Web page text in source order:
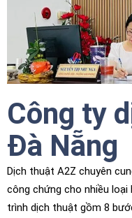
Công ty
Đà Nẵng
Dịch thuật A2Z chuyên
công chứng cho nhiều
trình dịch thuật gồm 8